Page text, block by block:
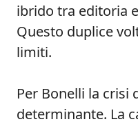
ibrido tra editoria
Questo duplice
limiti.
Per Bonelli la crisi
determinante. La